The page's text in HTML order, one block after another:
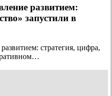
развитием:
запустили в
стратегия, цифра,